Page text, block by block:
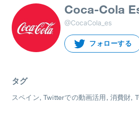
Coca-Cola
@CocaCola_es
フォローする
タグ
スペイン Twitterでの動画活用 消費財